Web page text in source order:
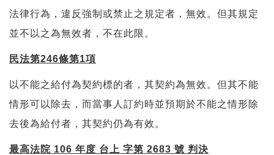
法律行為，違反強制或禁止之規定者，無效。但其規定
並不以之為無效者，不在此限。
民法第246條第1項
以不能之給付為契約標的者，其契約為無效。但其不能
情形可以除去，而當事人訂約時並預期於不能之情形除
去後為給付者，其契約仍為有效。
最高法院 106 年度 台上 字第 2683 號 判決